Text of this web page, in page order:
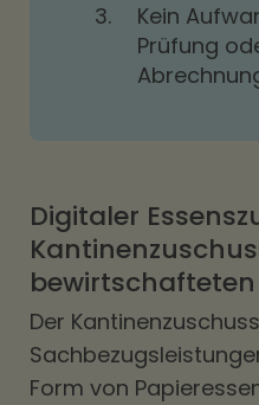
3.
Kein
Prüfung
Digitaler
Der
Form von